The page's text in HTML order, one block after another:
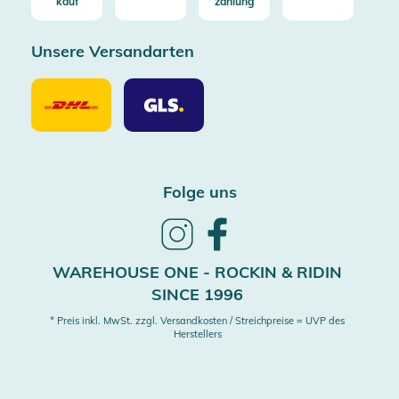
Unsere Versandarten
Unsere
Versandarten
DHL
Unsere
Versandarten
GLS
Folge uns
Follow
InstagramFacebook
WAREHOUSE ONE - ROCKIN & RIDIN
SINCE 1996
* Preis inkl. MwSt. zzgl. Versandkosten / Streichpreise = UVP des
Herstellers